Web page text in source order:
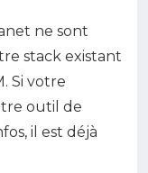
ne sont
stack existant
Si votre
outil de
il est déjà